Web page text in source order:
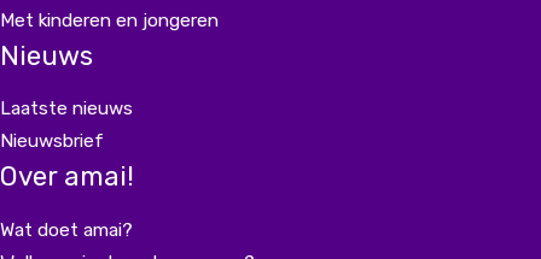
Met kinderen en jongeren
Nieuws
Laatste nieuws
Nieuwsbrief
Over amai!
Wat doet amai?